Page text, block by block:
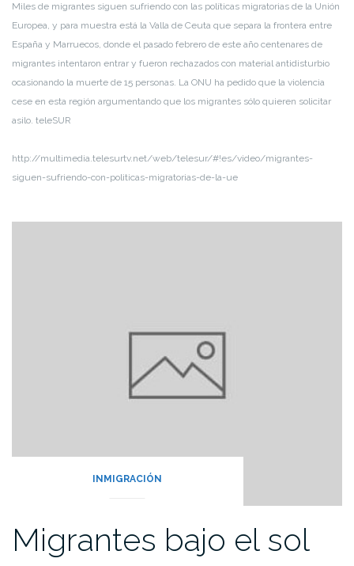
Miles de migrantes siguen sufriendo con las políticas migratorias de la Unión
Europea, y para muestra está la Valla de Ceuta que separa la frontera entre
España y Marruecos, donde el pasado febrero de este año centenares de
migrantes intentaron entrar y fueron rechazados con material antidisturbio
ocasionando la muerte de 15 personas. La ONU ha pedido que la violencia
cese en esta región argumentando que los migrantes sólo quieren solicitar
asilo. teleSUR
http://multimedia.telesurtv.net/web/telesur/#!es/video/migrantes-
siguen-sufriendo-con-politicas-migratorias-de-la-ue
INMIGRACIÓN
Migrantes bajo el sol